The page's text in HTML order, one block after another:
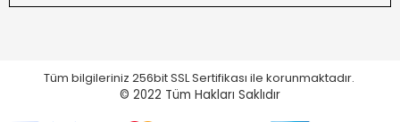
Tüm bilgileriniz 256bit SSL Sertifikası ile korunmaktadır.
© 2022 Tüm Hakları Saklıdır